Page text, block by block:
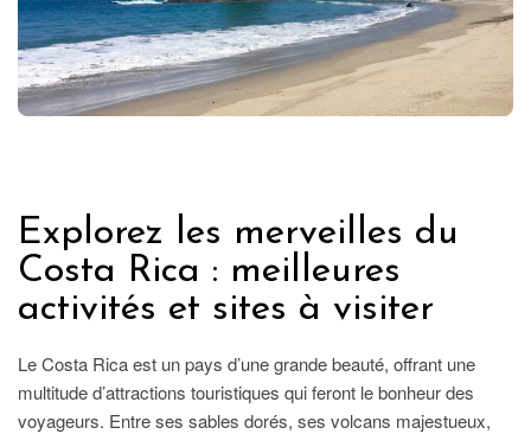
Explorez les merveilles du
Costa Rica : meilleures
activités et sites à visiter
Le Costa Rica est un pays d’une grande beauté, offrant une
multitude d’attractions touristiques qui feront le bonheur des
voyageurs. Entre ses sables dorés, ses volcans majestueux,